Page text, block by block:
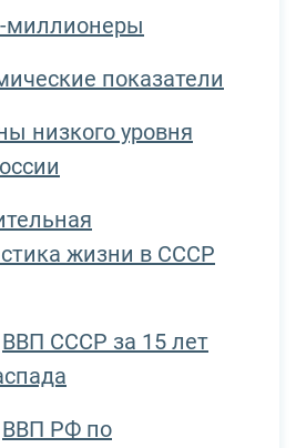
миллионеры
показатели
низкого уровня
жизни в СССР
ВВП СССР за 15 лет
ВВП РФ по